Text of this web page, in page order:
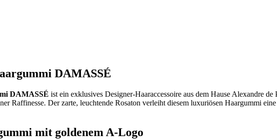
DAMASSÉ
DAMASSÉ ist ein exklusives Designer-Haaraccessoire aus dem Hause Alexandre de
Raffinesse. Der zarte, leuchtende Rosaton verleiht diesem luxuriösen Haargummi
mit goldenem A-Logo